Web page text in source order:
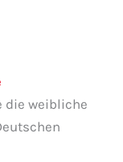
die weibliche